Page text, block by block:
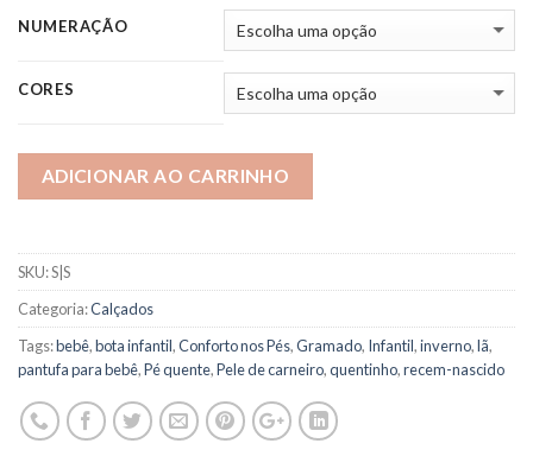
NUMERAÇÃO
CORES
ADICIONAR AO CARRINHO
SKU:S|S
Categoria:Calçados
Tags:bebê,bota infantil,Conforto nos Pés,Gramado, Infantil,inverno,lã,
pantufa para bebê,Pé quente,Pele de carneiro,quentinho,recem-nascido